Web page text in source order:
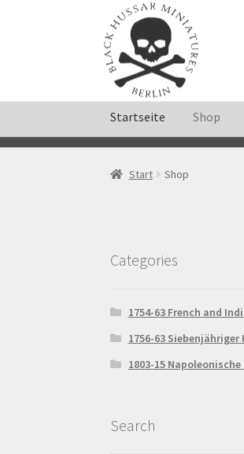
Zur
Navigation
springen
Zum
Inhalt
springen
Startseite Shop
Start AGB
Start Shop
Categories
1754-63 French and
1756-63 Siebenjähriger
1803-15 Napoleonische
Search